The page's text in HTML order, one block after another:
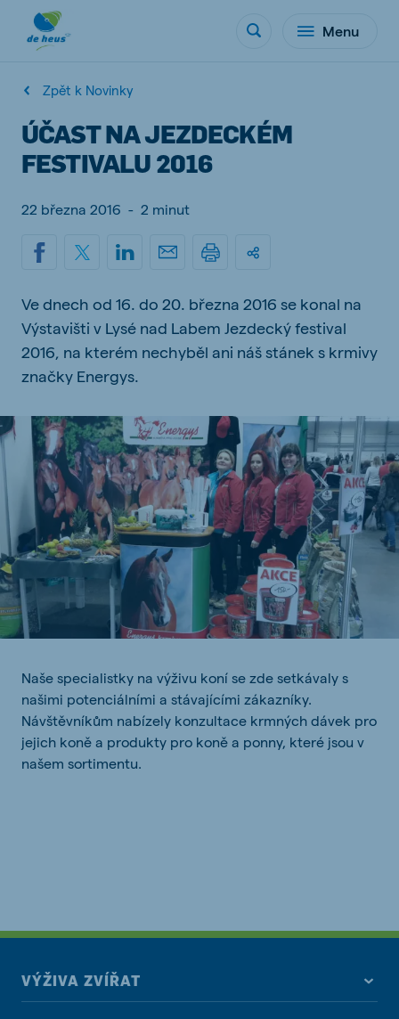
Menu
Zpět k Novinky
ÚČAST NA JEZDECKÉM
FESTIVALU 2016
22 března 2016 - 2 minut
Ve dnech od 16. do 20. března 2016 se konal na
Výstavišti v Lysé nad Labem Jezdecký festival
2016, na kterém nechyběl ani náš stánek s krmivy
značky Energys.
Naše specialistky na výživu koní se zde setkávaly s
našimi potenciálními a stávajícími zákazníky.
Návštěvníkům nabízely konzultace krmných dávek pro
jejich koně a produkty pro koně a ponny, které jsou v
našem sortimentu.
VÝŽIVA ZVÍŘAT